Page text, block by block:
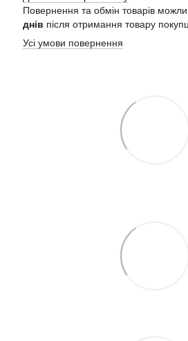
Повернення та обмін товарів
днів після отримання товару
Усі умови повернення